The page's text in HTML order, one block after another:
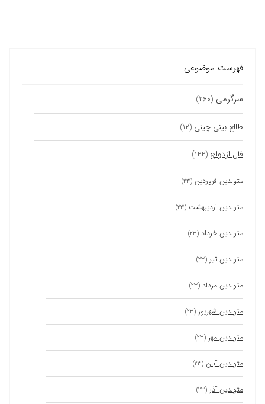
فهرست موضوعی
سرگرمی (۲۶۰)
طالع بینی چینی (۱۲)
فال ازدواج (۱۴۴)
متولدین فروردین (۲۳)
متولدین اردیبهشت (۲۳)
متولدین خرداد (۲۳)
متولدین تیر (۲۳)
متولدین مرداد (۲۳)
متولدین شهریور (۲۳)
متولدین مهر (۲۳)
متولدین آبان (۲۳)
متولدین آذر (۲۳)